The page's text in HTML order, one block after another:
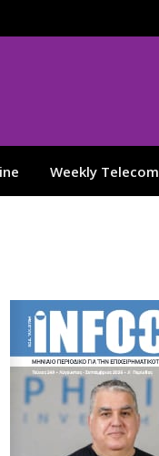
Weekly Telecom